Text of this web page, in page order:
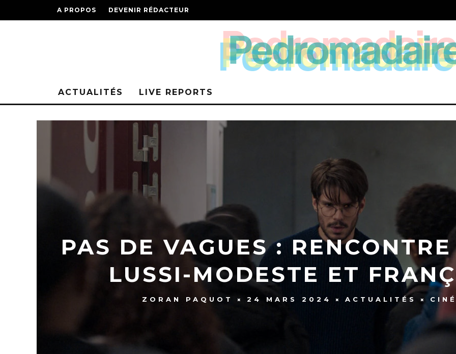
A PROPOS DEVENIR RÉDACTEUR
ACTUALITÉS LIVE REPORTS
PAS DE VAGUES :
LUSSI-MODESTE ET
ZORAN PAQUOT 24 MARS 2024 ACTUALITÉS CINÉ